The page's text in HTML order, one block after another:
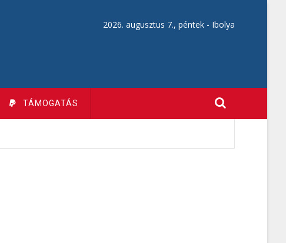
2026. augusztus 7., péntek - Ibolya
TÁMOGATÁS